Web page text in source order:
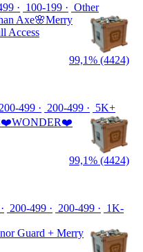
100-199
Other
Axe🌸Merry
Access
99,1% (4424)
200-499 200-499
5K+
99,1% (4424)
200-499 200-499
1K-
Guard + Merry